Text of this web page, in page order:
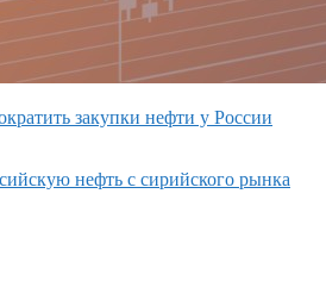
закупки нефти у России
нефть с сирийского рынка